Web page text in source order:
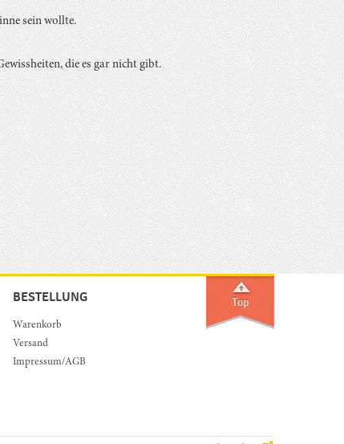
sein wollte.
die es gar nicht gibt.
BESTELLUNG
Warenkorb
Versand
Impressum/AGB